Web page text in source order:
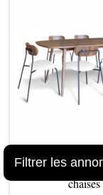
Ensemble table
chaises
Filtrer les